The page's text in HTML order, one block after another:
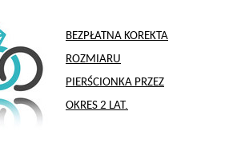
BEZPŁATNA KOREKTA
ROZMIARU
PIERŚCIONKA PRZEZ
OKRES 2 LAT.